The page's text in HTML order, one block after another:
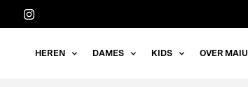
Meteen
HEREN DAMES KIDS OVER